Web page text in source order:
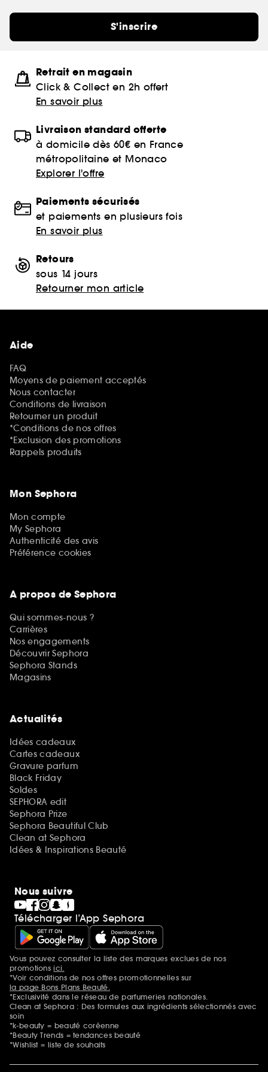
S'inscrire
Retrait en magasin
Click & Collect en 2h offert
En savoir plus
Livraison standard offerte
à domicile dès 60€ en France
métropolitaine et Monaco
Explorer l'offre
Paiements sécurisés
et paiements en plusieurs fois
En savoir plus
Retours
sous 14 jours
Retourner mon article
Aide
FAQ
Moyens de paiement acceptés
Nous contacter
Conditions de livraison
Retourner un produit
*Conditions de nos offres
*Exclusion des promotions
Rappels produits
Mon Sephora
Mon compte
My Sephora
Authenticité des avis
Préférence cookies
A propos de Sephora
Qui sommes-nous ?
Carrières
Nos engagements
Découvrir Sephora
Sephora Stands
Magasins
Actualités
Idées cadeaux
Cartes cadeaux
Gravure parfum
Black Friday
Soldes
SEPHORA edit
Sephora Prize
Sephora Beautiful Club
Clean at Sephora
Idées & Inspirations Beauté
Nous suivre
Télécharger l’App Sephora
Mentions additionnelles
Vous pouvez consulter la liste des marques exclues de nos
promotionsici.
*Voir conditions de nos offres promotionnelles sur
la page Bons Plans Beauté.
*Exclusivité dans le réseau de parfumeries nationales.
Clean at Sephora : Des formules aux ingrédients sélectionnés avec
soin
*k-beauty = beauté coréenne
*Beauty Trends = tendances beauté
*Wishlist = liste de souhaits